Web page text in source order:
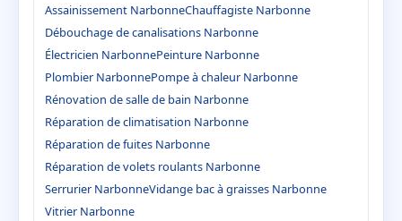
Assainissement NarbonneChauffagiste Narbonne
Débouchage de canalisations Narbonne
Électricien NarbonnePeinture Narbonne
Plombier NarbonnePompe à chaleur Narbonne
Rénovation de salle de bain Narbonne
Réparation de climatisation Narbonne
Réparation de fuites Narbonne
Réparation de volets roulants Narbonne
Serrurier NarbonneVidange bac à graisses Narbonne
Vitrier Narbonne